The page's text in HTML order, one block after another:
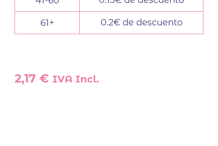
61+ 0.2€ de descuento
2,17 € IVA Incl.